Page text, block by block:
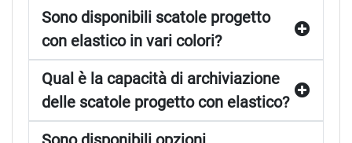
Sono disponibili scatole progetto
con elastico in vari colori?
Qual è la capacità di archiviazione
delle scatole progetto con elastico?
Sono disponibili opzioni